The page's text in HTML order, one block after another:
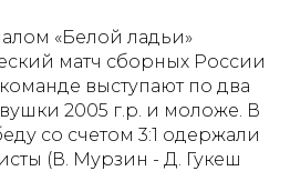
«Белой ладьи»
матч сборных России
выступают по два
2005 г.р. и моложе. В
со счетом 3:1 одержали
(В. Мурзин - Д. Гукеш